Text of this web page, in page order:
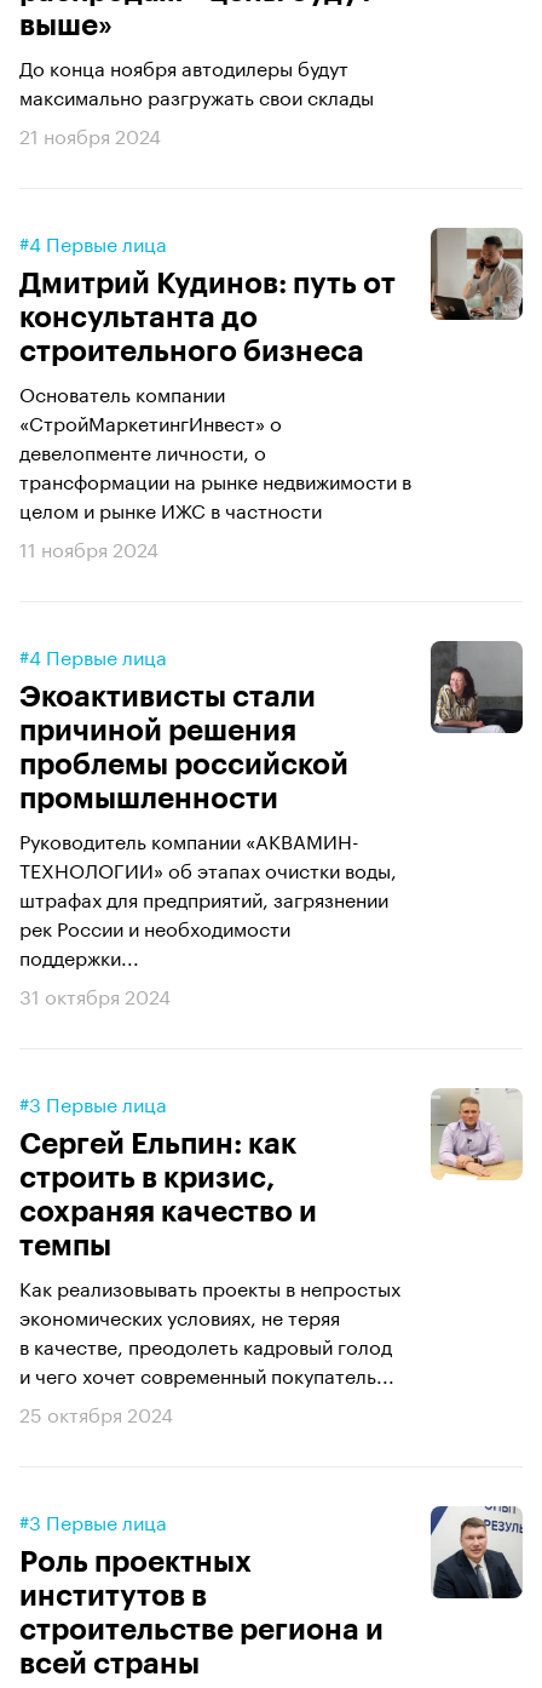
выше»
До конца ноября автодилеры будут
максимально разгружать свои склады
21 ноября 2024
#4 Первые лица
Дмитрий Кудинов: путь от
консультанта до
строительного бизнеса
Основатель компании
«СтройМаркетингИнвест» о
девелопменте личности, о
трансформации на рынке недвижимости в
целом и рынке ИЖС в частности
11 ноября 2024
#4 Первые лица
Экоактивисты стали
причиной решения
проблемы российской
промышленности
Руководитель компании «АКВАМИН-
ТЕХНОЛОГИИ» об этапах очистки воды,
штрафах для предприятий, загрязнении
рек России и необходимости
поддержки...
31 октября 2024
#3 Первые лица
Сергей Ельпин: как
строить в кризис,
сохраняя качество и
темпы
Как реализовывать проекты в непростых
экономических условиях, не теряя
в качестве, преодолеть кадровый голод
и чего хочет современный покупатель...
25 октября 2024
#3 Первые лица
Роль проектных
институтов в
строительстве региона и
всей страны